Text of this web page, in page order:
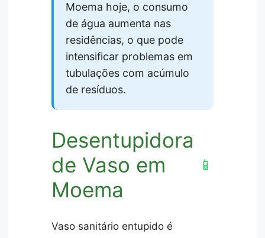
Moema hoje, o consumo
de água aumenta nas
residências, o que pode
intensificar problemas em
tubulações com acúmulo
de resíduos.
Desentupidora
de Vaso em
Moema
📱
Vaso sanitário entupido é